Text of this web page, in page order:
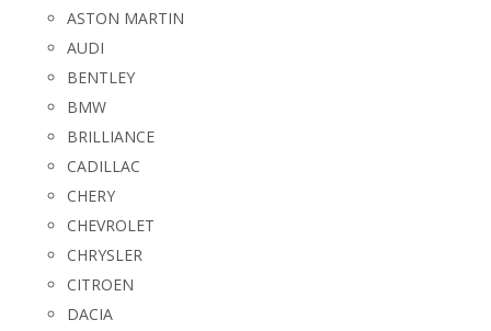
ASTON MARTIN
AUDI
BENTLEY
BMW
BRILLIANCE
CADILLAC
CHERY
CHEVROLET
CHRYSLER
CITROEN
DACIA